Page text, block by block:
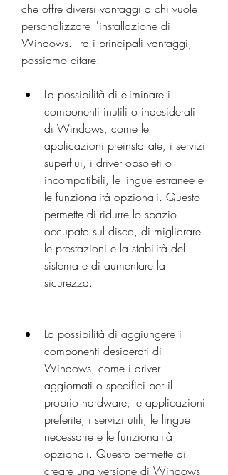
che offre diversi vantaggi a chi vuole
personalizzare l'installazione di
Windows. Tra i principali vantaggi,
possiamo citare:
La possibilità di eliminare i
componenti inutili o indesiderati
di Windows, come le
applicazioni preinstallate, i servizi
superflui, i driver obsoleti o
incompatibili, le lingue estranee e
le funzionalità opzionali. Questo
permette di ridurre lo spazio
occupato sul disco, di migliorare
le prestazioni e la stabilità del
sistema e di aumentare la
sicurezza.
La possibilità di aggiungere i
componenti desiderati di
Windows, come i driver
aggiornati o specifici per il
proprio hardware, le applicazioni
preferite, i servizi utili, le lingue
necessarie e le funzionalità
opzionali. Questo permette di
creare una versione di Windows